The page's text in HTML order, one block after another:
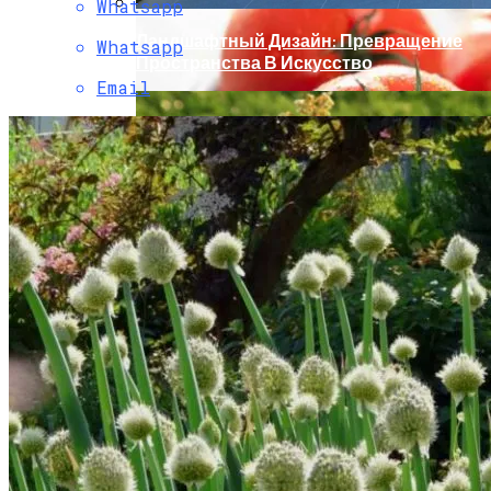
Как Сохранить Свежие Томаты
Надолго
Ландшафтный Дизайн: Превращение
Пространства В Искусство
Whatsapp
Whatsapp
Email